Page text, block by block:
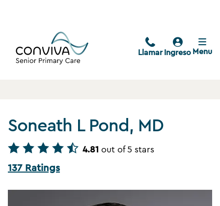
Llamar Ingreso Menu
Soneath L Pond, MD
4.81 out of 5 stars
137 Ratings